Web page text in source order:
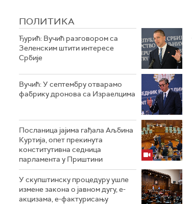
ПОЛИТИКА
Ђурић: Вучић разговором са
Зеленским штити интересе
Србије
Вучић: У септембру отварамо
фабрику дронова са Израелцима
Посланица јајима гађала Аљбина
Куртија, опет прекинута
конститутивна седница
парламента у Приштини
У скупштинску процедуру ушле
измене закона о јавном дугу, е-
акцизама, е-фактурисању